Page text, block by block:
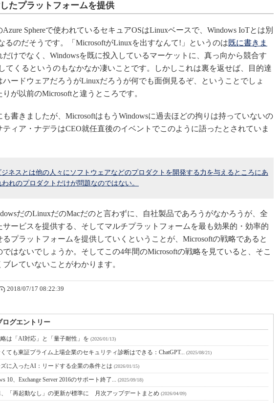
たプラットフォームを提供
Sphereで使われているセキュアOSはLinuxベースで、Windows IoTとは別
るのだそうです。「MicrosoftがLinuxを出すなんて!」というのは既に書きま
だけでなく、Windowsを既に投入しているマーケットに、真っ向から競合す
てくるというのもなかなか凄いことです。しかしこれは裏を返せば、目的達
ハードウェアだろうがLinuxだろうが何でも面倒見るぞ、ということでしょ
りが以前のMicrosoftと違うところです。
も書きましたが、MicrosoftはもうWindowsに過去ほどの拘りは持っていないの
ティア・ナデラはCEO就任直後のイベントでこのように語ったとされていま
ジネスとは他の人々にソフトウェアなどのプロダクトを開発する力を与えるところにあ
れのプロダクトだけが問題なのではない。
だのLinuxだのMacだのと言わずに、自社製品であろうがなかろうが、全
サービスを提供する、そしてマルチプラットフォームを最も効果的・効率的
るプラットフォームを提供していくということが、Microsoftの戦略であると
ではないでしょうか。そしてこの4年間のMicrosoftの戦略を見ていると、そこ
レていないことがわかります。
2018/07/17 08:22:39
ログエントリー
は「AI対応」と「量子耐性」を (2026/01/13)
ても東証プライム上場企業のセキュリティ診断はできる：ChatGPT... (2025/08/21)
に入ったAI：リードする企業の条件とは (2026/01/15)
10、Exchange Server 2016のサポート終了... (2025/09/18)
、「再起動なし」の更新が標準に 月次アップデートまとめ (2026/04/09)